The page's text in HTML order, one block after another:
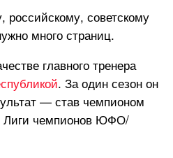
советскому
много страниц.
главного тренера
. За один сезон он
— став чемпионом
Лиги чемпионов ЮФО/